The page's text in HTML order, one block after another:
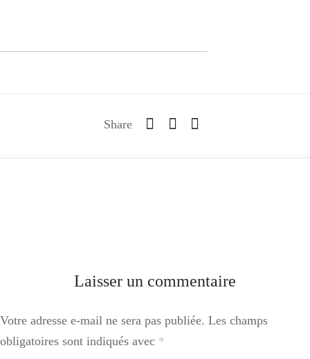
Share
Laisser un commentaire
Votre adresse e-mail ne sera pas publiée. Les champs
obligatoires sont indiqués avec *